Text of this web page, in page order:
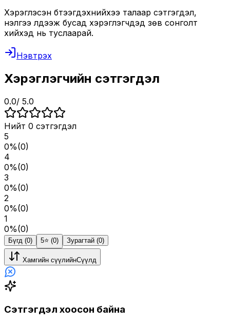
Хэрэглэсэн бүтээгдэхүүнийхээ талаар сэтгэгдэл,
үнэлгээ үлдээж бусад хэрэглэгчдэд зөв сонголт
хийхэд нь туслаарай.
Нэвтрэх
Хэрэглэгчийн сэтгэгдэл
0.0/ 5.0
Нийт 0 сэтгэгдэл
5
0%(0)
4
0%(0)
3
0%(0)
2
0%(0)
1
0%(0)
Бүгд (0) 5⭐️ (0) Зурагтай (0)
Хамгийн сүүлийнСүүлд
Сэтгэгдэл хоосон байна